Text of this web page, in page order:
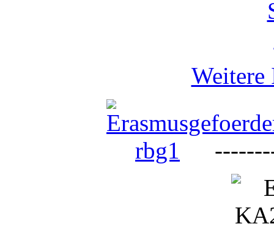
Weitere